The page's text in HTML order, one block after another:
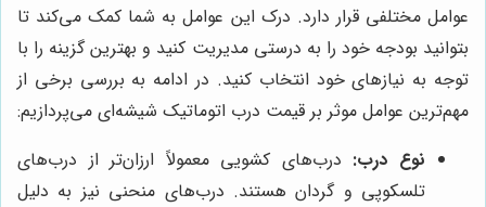
عوامل مختلفی قرار دارد. درک این عوامل به شما کمک می‌کند تا
بتوانید بودجه خود را به درستی مدیریت کنید و بهترین گزینه را با
توجه به نیازهای خود انتخاب کنید. در ادامه به بررسی برخی از
مهم‌ترین عوامل موثر بر قیمت درب اتوماتیک شیشه‌ای می‌پردازیم:
نوع درب: درب‌های کشویی معمولاً ارزان‌تر از درب‌های
تلسکوپی و گردان هستند. درب‌های منحنی نیز به دلیل